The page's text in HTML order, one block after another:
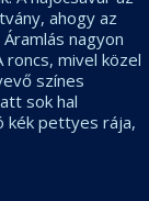
ahogy az
nagyon
mivel közel
színes
sok hal
kék pettyes rája,